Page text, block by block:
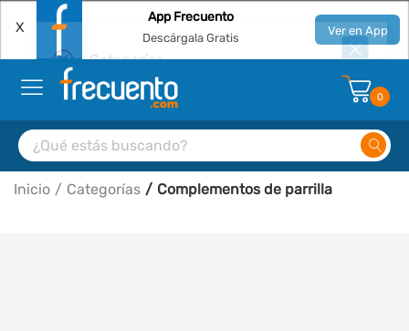
X
App Frecuento
Descárgala Gratis Ver en App
0
Inicio Categorías Complementos de parrilla